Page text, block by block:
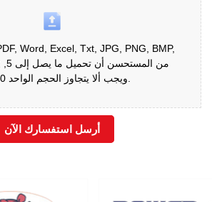
أرسل استفسارك الآن